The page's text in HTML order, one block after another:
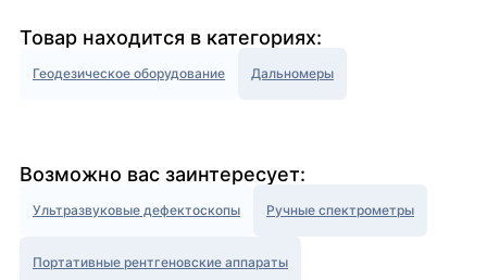
Товар находится в категориях:
Геодезическое оборудование Дальномеры
Возможно вас заинтересует:
Ультразвуковые дефектоскопы Ручные спектрометры
Портативные рентгеновские аппараты